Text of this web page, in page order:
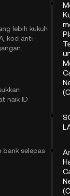
lebih kukuh
kod anti-
naik ID
bank selepas